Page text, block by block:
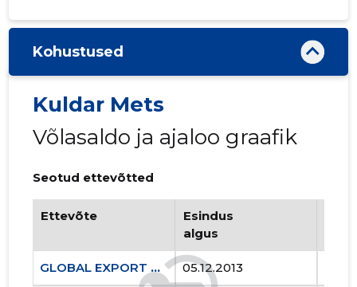
Kohustused
Kuldar Mets
Võlasaldo ja ajaloo graafik
Seotud ettevõtted
Ettevõte
Esindus
algus
GLOBAL EXPORT OÜ 05.12.2013